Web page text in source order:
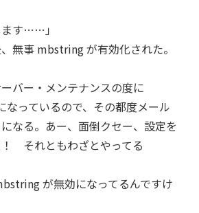
ます……」
無事 mbstring が有効化された。
バー・メンテナンスの度に
っているので、その都度メール
なる。あー、面倒クセー、設定を
それともわざとやってる
が無効になってるんですけ